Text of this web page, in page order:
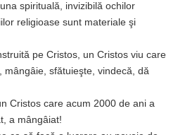
spirituală, invizibilă ochilor
religioase sunt materiale şi
pe Cristos, un Cristos viu care
sfătuieşte, vindecă, dă
Cristos care acum 2000 de ani a
a mângâiat!